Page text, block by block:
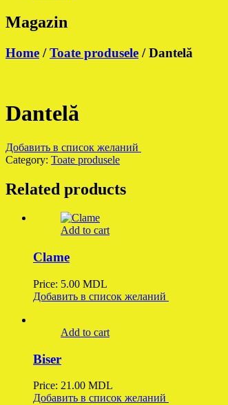
Magazin
Home /Toate produsele / Dantelă
Dantelă
Добавить в список желаний
Category: Toate produsele
Related products
Add to cart
Clame
Price: 5.00 MDL
Добавить в список желаний
Add to cart
Biser
Price: 21.00 MDL
Добавить в список желаний